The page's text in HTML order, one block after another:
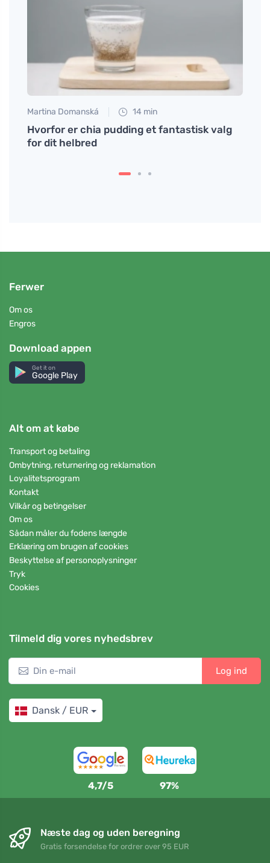
Martina Domanská 14 min
Hvorfor er chia pudding et fantastisk valg
for dit helbred
Ferwer
Om os
Engros
Download appen
Get it on
Google Play
Alt om at købe
Transport og betaling
Ombytning, returnering og reklamation
Loyalitetsprogram
Kontakt
Vilkår og betingelser
Om os
Sådan måler du fodens længde
Erklæring om brugen af cookies
Beskyttelse af personoplysninger
Tryk
Cookies
Tilmeld dig vores nyhedsbrev
Log ind
Dansk / EUR
4,7/5 97%
Næste dag og uden beregning
Gratis forsendelse for ordrer over 95 EUR